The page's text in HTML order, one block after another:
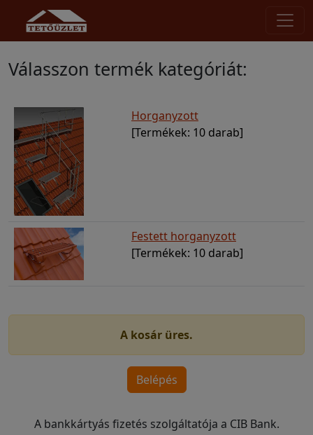
Válasszon termék kategóriát:
Horganyzott
[Termékek: 10 darab]
Festett horganyzott
[Termékek: 10 darab]
A kosár üres.
A bankkártyás fizetés szolgáltatója a CIB Bank.